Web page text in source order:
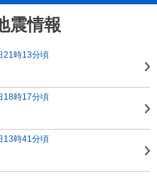
震情報
21時13分頃
18時17分頃
13時41分頃